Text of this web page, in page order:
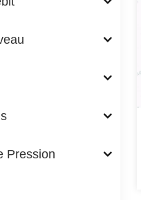
Pression